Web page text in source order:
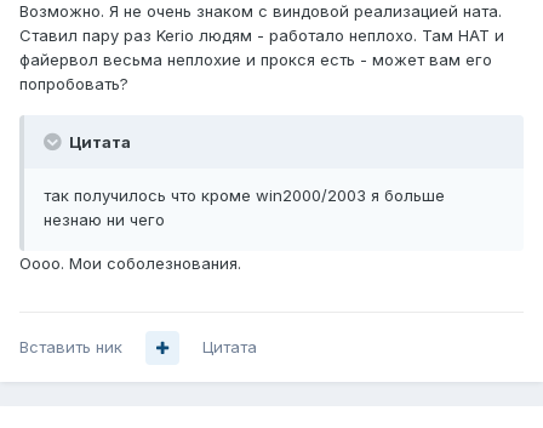
Возможно. Я не очень знаком с виндовой реализацией ната.
Ставил пару раз Kerio людям - работало неплохо. Там НАТ и
файервол весьма неплохие и прокся есть - может вам его
попробовать?
Цитата
так получилось что кроме win2000/2003 я больше
незнаю ни чего
Оооо. Мои соболезнования.
Вставить ник Цитата